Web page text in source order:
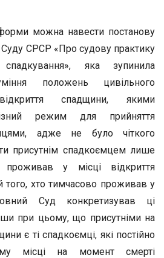
можна навести постанову
СРСР «Про судову практику
яка зупинила
положень цивільного
спадщини, якими
режим для прийняття
адже не було чіткого
присутнім спадкоємцем лише
проживав у місці відкриття
хто тимчасово проживав у
Суд конкретизував ці
при цьому, що присутніми на
є ті спадкоємці, які постійно
місці на момент смерті